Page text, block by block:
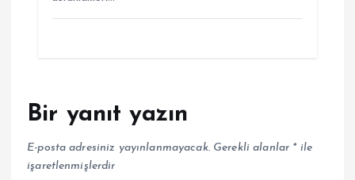
Bir yanıt yazın
E-posta adresiniz yayınlanmayacak. Gerekli alanlar *ile
işaretlenmişlerdir